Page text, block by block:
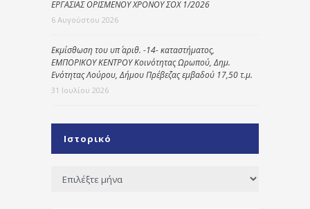
ΕΡΓΑΣΙΑΣ ΟΡΙΣΜΕΝΟΥ ΧΡΟΝΟΥ ΣΟΧ 1/2026
6 Αυγούστου 2026
Εκμίσθωση του υπ΄ αριθ. -14- καταστήματος,
ΕΜΠΟΡΙΚΟΥ ΚΕΝΤΡΟΥ Κοινότητας Ωρωπού, Δημ.
Ενότητας Λούρου, Δήμου Πρέβεζας εμβαδού 17,50 τ.μ.
31 Ιουλίου 2026
Ιστορικό
Ιστορικό